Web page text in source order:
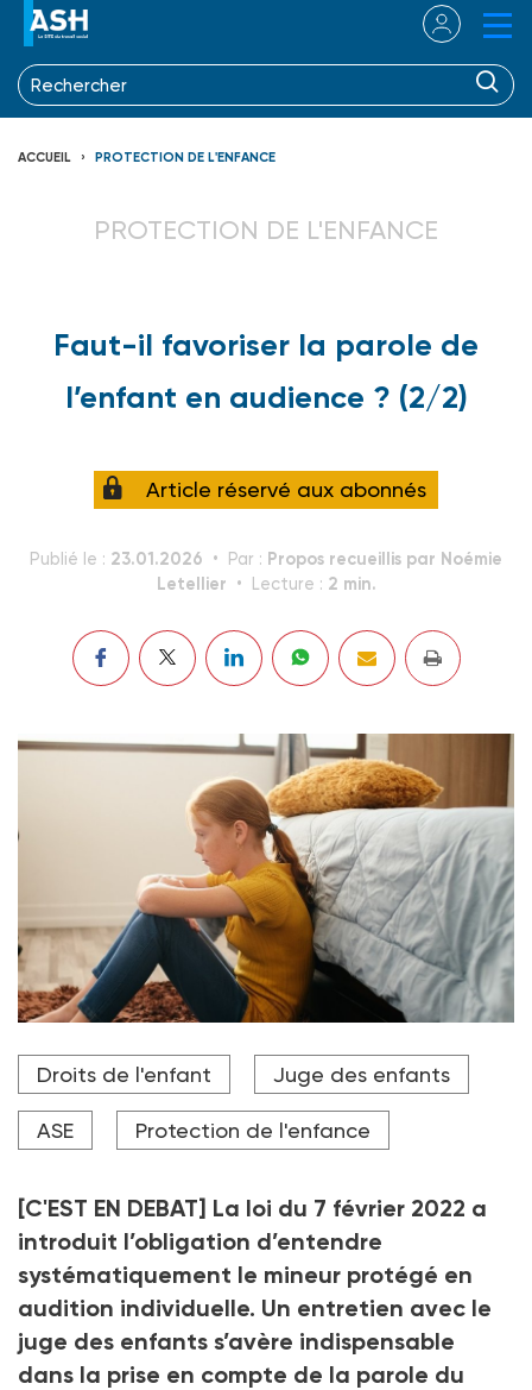
ACCUEIL PROTECTION DE L'ENFANCE
PROTECTION DE L'ENFANCE
Faut-il favoriser la parole de
l’enfant en audience ? (2/2)
Article réservé aux abonnés
Publié le : 23.01.2026 Par : Propos recueillis par Noémie
Letellier
Lecture : 2 min.
D'après la magistrate, "une audition de qualité
suppose des techniques spécifiques et du temps" alors
Crédit photo Diego Cervo - stock.adobe.com
Droits de l'enfant Juge des enfants
ASE Protection de l'enfance
[C'EST EN DEBAT] La loi du 7 février 2022 a
introduit l’obligation d’entendre
systématiquement le mineur protégé en
audition individuelle. Un entretien avec le
juge des enfants s’avère indispensable
dans la prise en compte de la parole du